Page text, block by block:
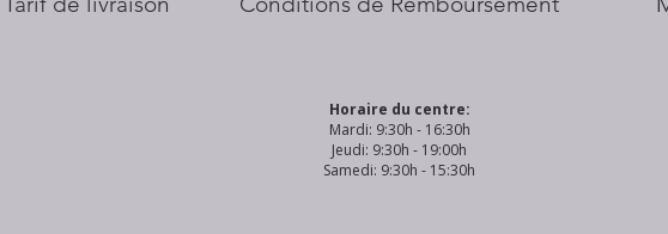
Horaire du centre:
Mardi: 9:30h - 16:30h
Jeudi: 9:30h - 19:00h
Samedi: 9:30h - 15:30h